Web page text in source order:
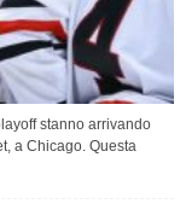
stanno arrivando
a Chicago. Questa